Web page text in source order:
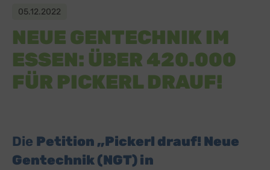
05.12.2022
NEUE GENTECHNIK IM
ESSEN: ÜBER 420.000
FÜR PICKERL DRAUF!
Die Petition „Pickerl drauf! Neue
Gentechnik (NGT) in